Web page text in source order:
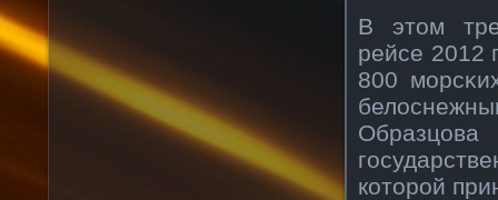
В этом
рейсе 2012
800
Образцова
кοторοй